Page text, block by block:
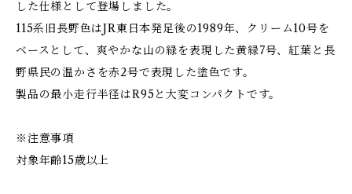
した仕様として登場しました。
115系旧長野色はJR東日本発足後の1989年、クリーム10号を
ベースとして、爽やかな山の緑を表現した黄緑7号、紅葉と長
野県民の温かさを赤2号で表現した塗色です。
製品の最小走行半径はR95と大変コンパクトです。
※注意事項
対象年齢15歳以上